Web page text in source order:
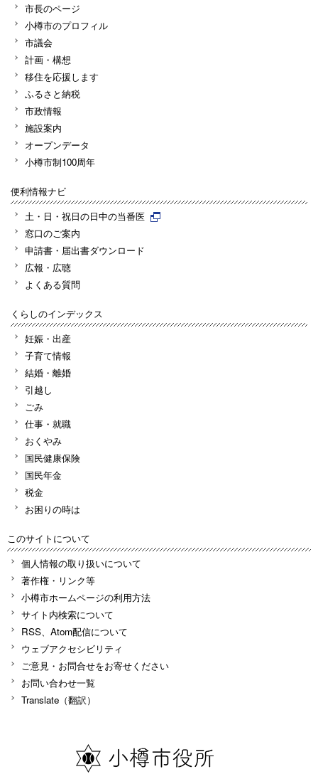
市長のページ
小樽市のプロフィル
市議会
計画・構想
移住を応援します
ふるさと納税
市政情報
施設案内
オープンデータ
小樽市制100周年
便利情報ナビ
土・日・祝日の日中の当番医
窓口のご案内
申請書・届出書ダウンロード
広報・広聴
よくある質問
くらしのインデックス
妊娠・出産
子育て情報
結婚・離婚
引越し
ごみ
仕事・就職
おくやみ
国民健康保険
国民年金
税金
お困りの時は
このサイトについて
個人情報の取り扱いについて
著作権・リンク等
小樽市ホームページの利用方法
サイト内検索について
RSS、Atom配信について
ウェブアクセシビリティ
ご意見・お問合せをお寄せください
お問い合わせ一覧
Translate（翻訳）